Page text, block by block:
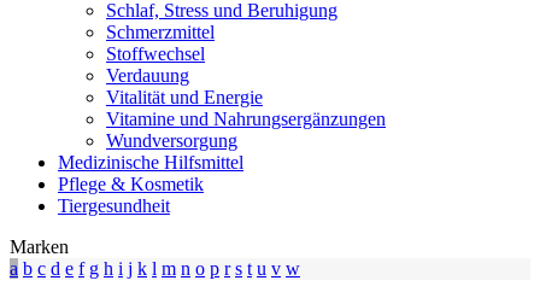
Schlaf, Stress und Beruhigung
Schmerzmittel
Stoffwechsel
Verdauung
Vitalität und Energie
Vitamine und Nahrungsergänzungen
Wundversorgung
Medizinische Hilfsmittel
Pflege & Kosmetik
Tiergesundheit
Marken
a b c d e f g h i j k l m n o p r s t u v w